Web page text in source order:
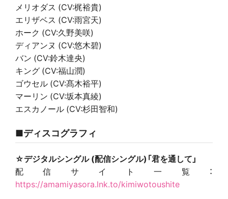
メリオダス (CV:梶裕貴)
エリザベス (CV:雨宮天)
ホーク (CV:久野美咲)
ディアンヌ (CV:悠木碧)
バン (CV:鈴木達央)
キング (CV:福山潤)
ゴウセル (CV:髙木裕平)
マーリン (CV:坂本真綾)
エスカノール (CV:杉田智和)
■ディスコグラフィ
☆デジタルシングル (配信シングル)「君を通して」
配信サイト一覧：
https://amamiyasora.lnk.to/kimiwotoushite